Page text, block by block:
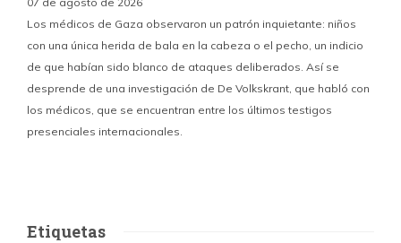
Los médicos de Gaza observaron un patrón inquietante: niños
con una única herida de bala en la cabeza o el pecho, un indicio
de que habían sido blanco de ataques deliberados. Así se
desprende de una investigación de De Volkskrant, que habló con
los médicos, que se encuentran entre los últimos testigos
presenciales internacionales.
Etiquetas